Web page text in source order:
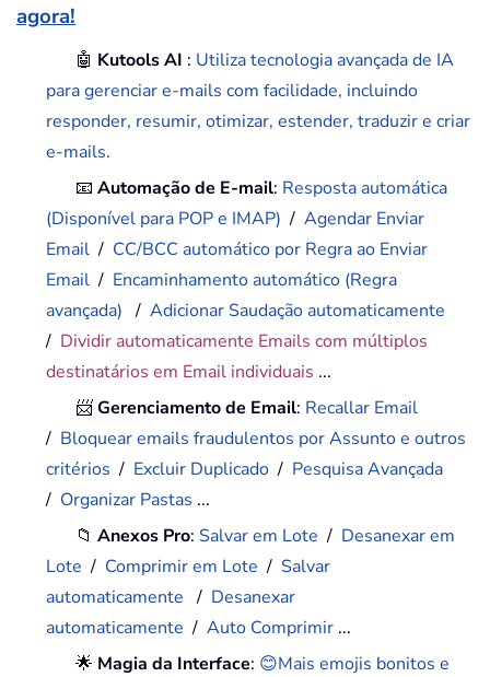
agora!
🤖 Kutools AI : Utiliza tecnologia avançada de IA
para gerenciar e-mails com facilidade, incluindo
responder, resumir, otimizar, estender, traduzir e criar
e-mails.
📧Automação de E-mail: Resposta automática
(Disponível para POP e IMAP) /Agendar Enviar
Email / CC/BCC automático por Regra ao Enviar
Email / Encaminhamento automático (Regra
avançada) /Adicionar Saudação automaticamente
/ Dividir automaticamente Emails com múltiplos
destinatários em Email individuais ...
📨Gerenciamento de Email: Recallar Email
/ Bloquear emails fraudulentos por Assunto e outros
critérios / Excluir Duplicado / Pesquisa Avançada
/ Organizar Pastas ...
📁Anexos Pro: Salvar em Lote / Desanexar em
Lote / Comprimir em Lote / Salvar
automaticamente / Desanexar
automaticamente /Auto Comprimir ...
🌟 Magia da Interface: 😊Mais emojis bonitos e